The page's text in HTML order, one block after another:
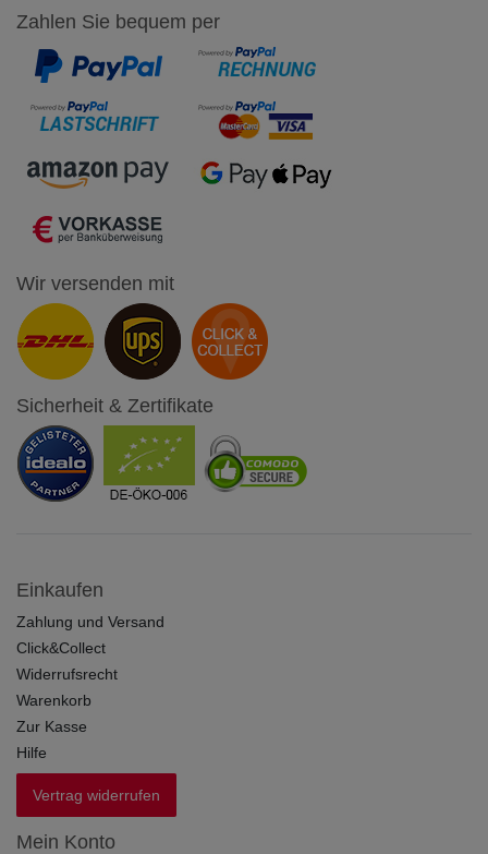
Zahlen Sie bequem per
Wir versenden mit
Sicherheit & Zertifikate
Einkaufen
Zahlung und Versand
Click&Collect
Widerrufsrecht
Warenkorb
Zur Kasse
Hilfe
Vertrag widerrufen
Mein Konto